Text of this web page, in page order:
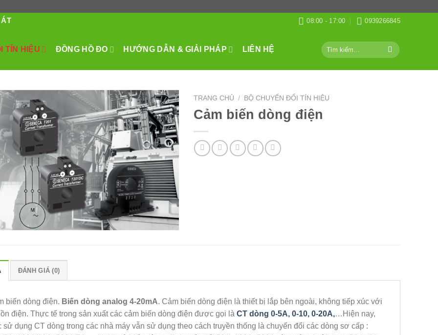
08:00 - 17:00 0939266845
TÍN HIỆU ĐỒNG HỒ ĐO HƯỚNG DẪN & GIẢI PHÁP LIÊN HỆ
Tìm
kiếm:
TRANG CHỦ / BỘ CHUYỂN ĐỔI TÍN HIỆU
Cảm biến dòng điện
ĐÁNH GIÁ (0)
biến dòng điện. Biến dòng analog 4-20mA. Cảm biến dòng điện là thiết bị lắp bên ngoài, không tiếp xúc với
điện. Thực tế trong sản xuất các cảm biến dòng điện được gọi là CT dòng 0-5A, 0-10, 0-20A,…Hiện nay,
sử dụng CT dòng trong các nhà máy vẫn sử dụng theo cách truyền thống là chuyển đổi các dòng sơ cấp :